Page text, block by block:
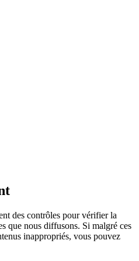
des contrôles pour vérifier la
que nous diffusons. Si malgré ces
inappropriés, vous pouvez